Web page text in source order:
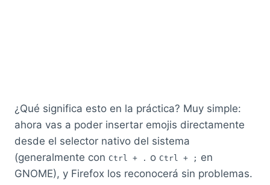
¿Qué significa esto en la práctica? Muy simple:
ahora vas a poder insertar emojis directamente
desde el selector nativo del sistema
(generalmente con Ctrl + . o Ctrl + ; en
GNOME), y Firefox los reconocerá sin problemas.